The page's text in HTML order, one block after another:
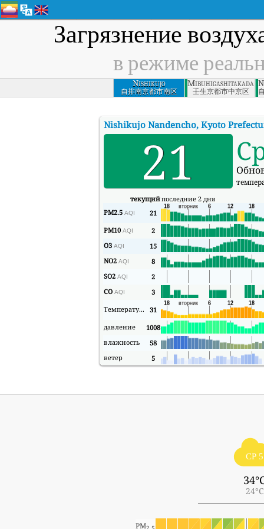
Загрязнение
в режиме
Nishikujo
Nandencho, Kyoto
Prefecture
自排南京都市南区 壬生京都市中京区
Nishikujo Nandencho, Kyoto
21
текущийпоследние 2 дня
PM2.5 AQI
21
PM10 AQI
2
O3 AQI
15
NO2 AQI
8
SO2 AQI
2
CO AQI
3
Температура
31
давление
1008
влажность
58
ветер
5
СР 5
24°C
PM